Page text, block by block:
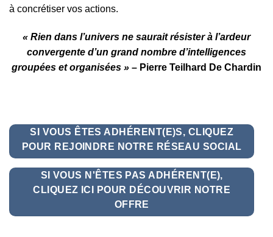
à concrétiser vos actions.
« Rien dans l’univers ne saurait résister à l’ardeur
convergente d’un grand nombre d’intelligences
groupées et organisées » – Pierre Teilhard De Chardin
SI VOUS ÊTES ADHÉRENT(E)S, CLIQUEZ
POUR REJOINDRE NOTRE RÉSEAU SOCIAL
SI VOUS N'ÊTES PAS ADHÉRENT(E),
CLIQUEZ ICI POUR DÉCOUVRIR NOTRE
OFFRE